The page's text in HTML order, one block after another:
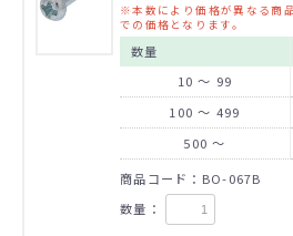
※本数により価格が異なる商
での価格となります。
数量
10 ～ 99
100 ～ 499
500 ～
商品コード：BO-067B
数量：